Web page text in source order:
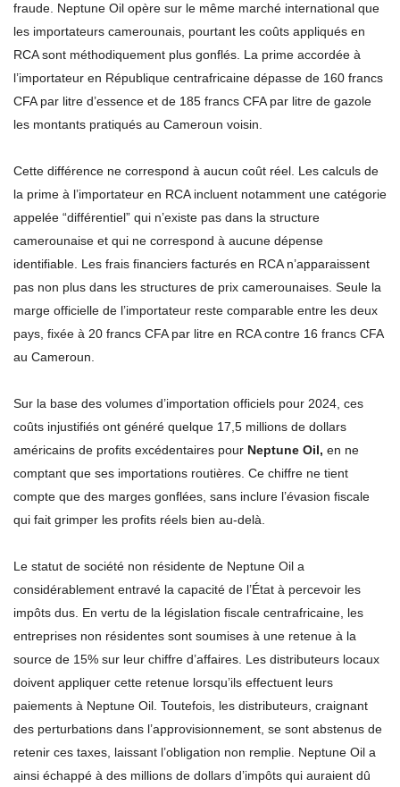
fraude. Neptune Oil opère sur le même marché international que
les importateurs camerounais, pourtant les coûts appliqués en
RCA sont méthodiquement plus gonflés. La prime accordée à
l’importateur en République centrafricaine dépasse de 160 francs
CFA par litre d’essence et de 185 francs CFA par litre de gazole
les montants pratiqués au Cameroun voisin.
Cette différence ne correspond à aucun coût réel. Les calculs de
la prime à l’importateur en RCA incluent notamment une catégorie
appelée “différentiel” qui n’existe pas dans la structure
camerounaise et qui ne correspond à aucune dépense
identifiable. Les frais financiers facturés en RCA n’apparaissent
pas non plus dans les structures de prix camerounaises. Seule la
marge officielle de l’importateur reste comparable entre les deux
pays, fixée à 20 francs CFA par litre en RCA contre 16 francs CFA
au Cameroun.
Sur la base des volumes d’importation officiels pour 2024, ces
coûts injustifiés ont généré quelque 17,5 millions de dollars
américains de profits excédentaires pour Neptune Oil, en ne
comptant que ses importations routières. Ce chiffre ne tient
compte que des marges gonflées, sans inclure l’évasion fiscale
qui fait grimper les profits réels bien au-delà.
Le statut de société non résidente de Neptune Oil a
considérablement entravé la capacité de l’État à percevoir les
impôts dus. En vertu de la législation fiscale centrafricaine, les
entreprises non résidentes sont soumises à une retenue à la
source de 15% sur leur chiffre d’affaires. Les distributeurs locaux
doivent appliquer cette retenue lorsqu’ils effectuent leurs
paiements à Neptune Oil. Toutefois, les distributeurs, craignant
des perturbations dans l’approvisionnement, se sont abstenus de
retenir ces taxes, laissant l’obligation non remplie. Neptune Oil a
ainsi échappé à des millions de dollars d’impôts qui auraient dû